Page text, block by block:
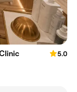
5.0